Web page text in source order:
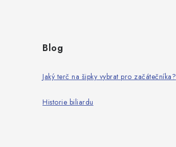
Blog
Jaký terč na šipky vybrat pro začátečníka?
Historie biliardu